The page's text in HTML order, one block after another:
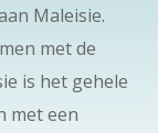
Maleisie.
met de
is het gehele
met een